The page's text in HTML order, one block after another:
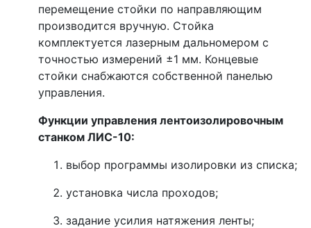
перемещение стойки по направляющим
производится вручную. Стойка
комплектуется лазерным дальномером с
точностью измерений ±1 мм. Концевые
стойки снабжаются собственной панелью
управления.
Функции управления лентоизолировочным
станком ЛИС-10:
выбор программы изолировки из списка;
установка числа проходов;
задание усилия натяжения ленты;